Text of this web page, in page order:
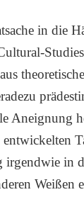
in die
Aneignung
irgendwie in
Weißen